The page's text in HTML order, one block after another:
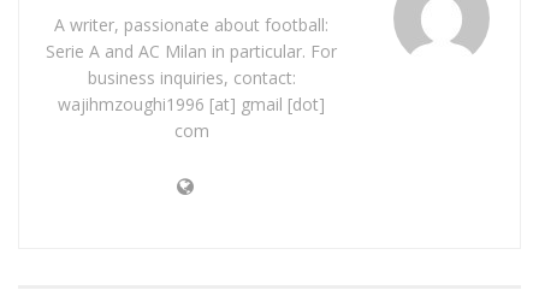
A writer, passionate about football:
Serie A and AC Milan in particular. For
business inquiries, contact:
wajihmzoughi1996 [at] gmail [dot]
com